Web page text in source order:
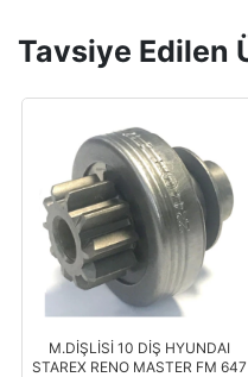
Tavsiye Edilen
M.DİŞLİSİ 10 DİŞ HYUNDAI
STAREX RENO MASTER FM 647